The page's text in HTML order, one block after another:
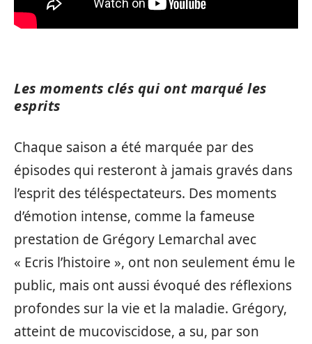
Les moments clés qui ont marqué les
esprits
Chaque saison a été marquée par des
épisodes qui resteront à jamais gravés dans
l’esprit des téléspectateurs. Des moments
d’émotion intense, comme la fameuse
prestation de Grégory Lemarchal avec
« Ecris l’histoire », ont non seulement ému le
public, mais ont aussi évoqué des réflexions
profondes sur la vie et la maladie. Grégory,
atteint de mucoviscidose, a su, par son